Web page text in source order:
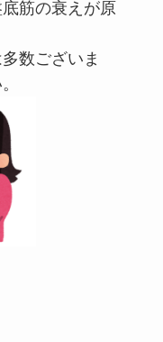
筋の衰えが原
数ございま